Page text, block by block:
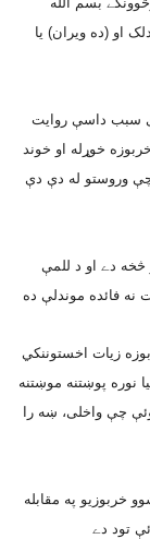
او (ده ويران) يا
سبب داسې روايت
خوړله او خوند
وروستو له دې دې
څخه دے او د للمې
زيات اخستوننکي
نوره پوښتنه موښتنه
چې واخلى، ښه را
خربوزيو په مقابله